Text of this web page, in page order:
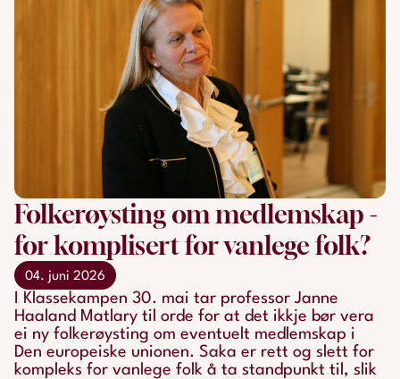
Folkerøysting om medlemskap -
for komplisert for vanlege folk?
04. juni 2026
I Klassekampen 30. mai tar professor Janne
Haaland Matlary til orde for at det ikkje bør vera
ei ny folkerøysting om eventuelt medlemskap i
Den europeiske unionen. Saka er rett og slett for
kompleks for vanlege folk å ta standpunkt til, slik